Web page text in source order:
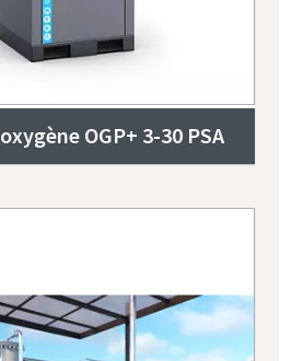
OGP+ 3-30 PSA